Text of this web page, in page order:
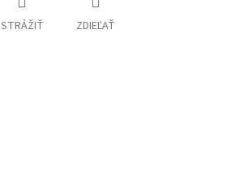
STRÁŽIŤ ZDIEĽAŤ